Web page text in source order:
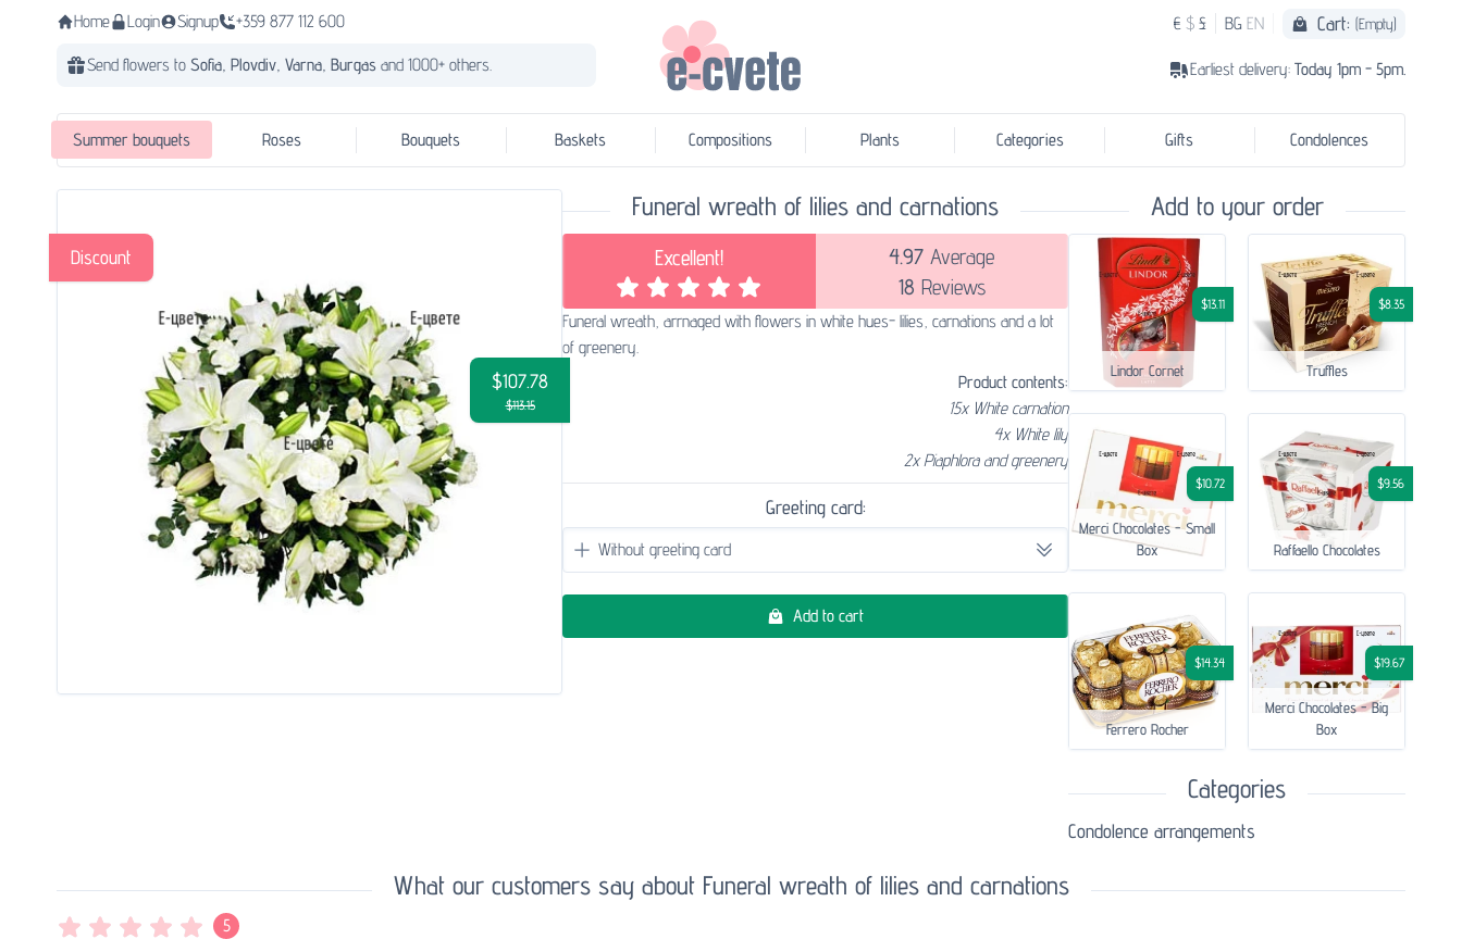
Home Login Signup +359 877 112 600
Send flowers to Sofia, Plovdiv, Varna, Burgas and 1000+ others.
€ $ £ BG EN Cart: (Empty)
Earliest delivery: Today 1pm - 5pm.
Summer bouquets Roses Bouquets Baskets Compositions Plants Categories Gifts Condolences
$107.78
$113.15
Discount
Funeral wreath of lilies and carnations
Excellent! 4.97 Average
18 Reviews
Funeral wreath, arrnaged with flowers in white hues- lilies, carnations and a lot
of greenery.
Product contents:
15x White carnation
4x White lily
2x Piaphlora and greenery
Greeting card:
Add to cart
Add to your order
$13.11
Lindor Cornet
$8.35
Truffles
$10.72
Merci Chocolates - Small
Box
$9.56
Raffaello Chocolates
$14.34
Ferrero Rocher
$19.67
Merci Chocolates - Big
Box
Categories
Condolence arrangements
What our customers say about Funeral wreath of lilies and carnations
5